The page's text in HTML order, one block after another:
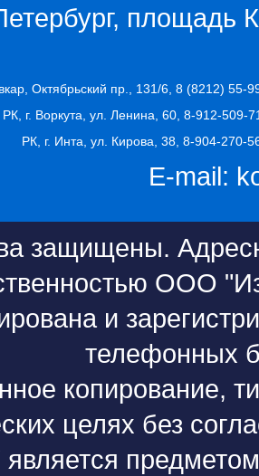
площадь
Октябрьский пр., 131/6, 8 (8212) 55-
РК, г. Воркута, ул. Ленина, 60, 8-912-509-
РК, г. Инта, ул. Кирова, 38, 8-904-270-
E-mail:
защищены.
ООО
и
телефонных
копирование,
целях без
является